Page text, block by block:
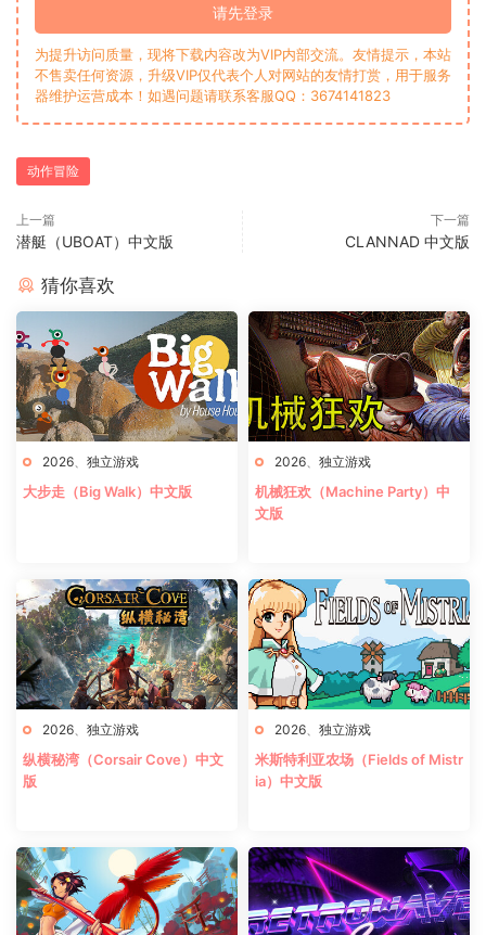
请先登录
为提升访问质量，现将下载内容改为VIP内部交流。友情提示，本站
不售卖任何资源，升级VIP仅代表个人对网站的友情打赏，用于服务
器维护运营成本！如遇问题请联系客服QQ：3674141823
动作冒险
上一篇
潜艇（UBOAT）中文版
下一篇
CLANNAD 中文版
猜你喜欢
2026、 独立游戏
大步走（Big Walk）中文版
2026、 独立游戏
机械狂欢（Machine Party）中
文版
2026、 独立游戏
纵横秘湾（Corsair Cove）中文
版
2026、 独立游戏
米斯特利亚农场（Fields of Mistr
ia）中文版